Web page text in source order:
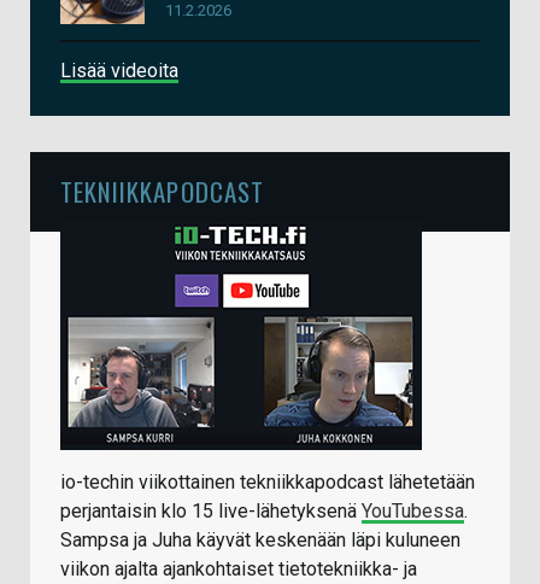
11.2.2026
Lisää videoita
TEKNIIKKAPODCAST
io-techin viikottainen tekniikkapodcast lähetetään
perjantaisin klo 15 live-lähetyksenä YouTubessa.
Sampsa ja Juha käyvät keskenään läpi kuluneen
viikon ajalta ajankohtaiset tietotekniikka- ja